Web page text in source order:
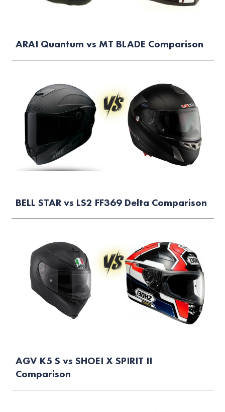
ARAI Quantum vs MT BLADE Comparison
BELL STAR vs LS2 FF369 Delta Comparison
AGV K5 S vs SHOEI X SPIRIT II
Comparison